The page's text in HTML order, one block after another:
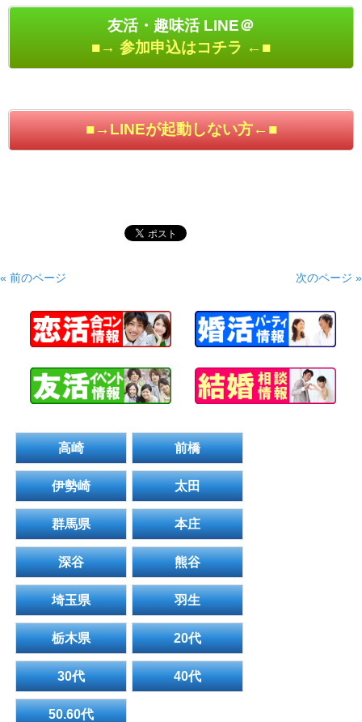
友活・趣味活 LINE＠
■→ 参加申込はコチラ ←■
■→LINEが起動しない方←■
« 前のページ 次のページ »
高崎 前橋
伊勢崎 太田
群馬県 本庄
深谷 熊谷
埼玉県 羽生
栃木県 20代
30代 40代
50.60代